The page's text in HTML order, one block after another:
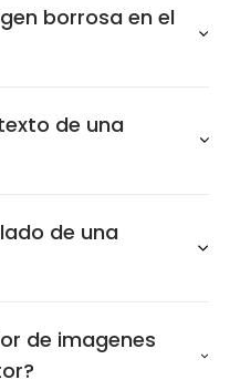
borrosa en el
de una
de una
de imagenes